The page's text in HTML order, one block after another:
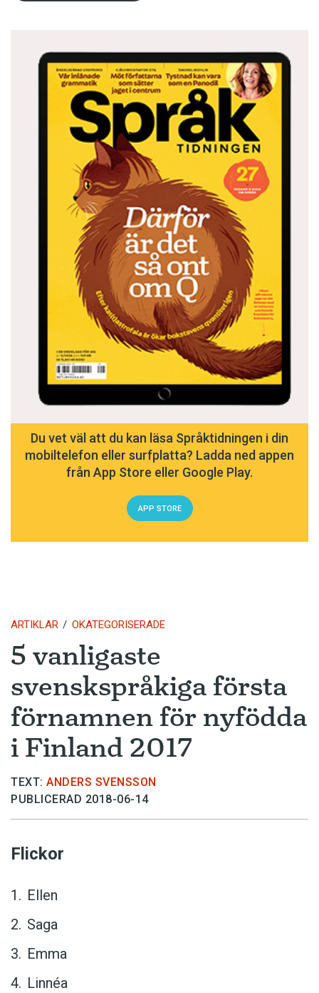
Du vet väl att du kan läsa Språktidningen i din
mobiltelefon eller surfplatta? Ladda ned appen
från App Store eller Google Play.
APP STORE
ARTIKLAR OKATEGORISERADE
5 vanligaste
svenskspråkiga första
förnamnen för nyfödda
i Finland 2017
TEXT: ANDERS SVENSSON
PUBLICERAD 2018-06-14
Flickor
Ellen
Saga
Emma
Linnéa